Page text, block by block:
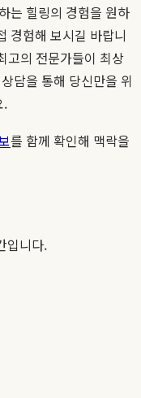
는 힐링의 경험을 원하
경험해 보시길 바랍니
고의 전문가들이 최상
담을 통해 당신만을 위
.
를 함께 확인해 맥락을
입니다.